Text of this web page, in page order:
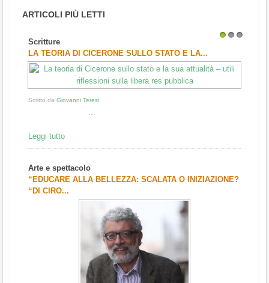
ARTICOLI PIÙ LETTI
Scritture
LA TEORIA DI CICERONE SULLO STATO E LA...
Scritto da Giovanni Teresi
...
Leggi tutto
Arte e spettacolo
“EDUCARE ALLA BELLEZZA: SCALATA O INIZIAZIONE?
“DI CIRO...